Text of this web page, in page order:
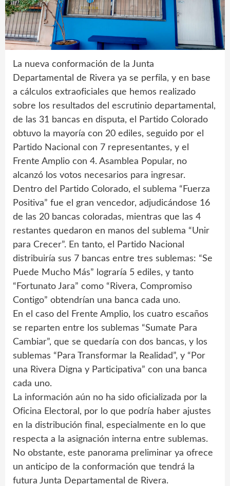
La nueva conformación de la Junta
Departamental de Rivera ya se perfila, y en base
a cálculos extraoficiales que hemos realizado
sobre los resultados del escrutinio departamental,
de las 31 bancas en disputa, el Partido Colorado
obtuvo la mayoría con 20 ediles, seguido por el
Partido Nacional con 7 representantes, y el
Frente Amplio con 4. Asamblea Popular, no
alcanzó los votos necesarios para ingresar.
Dentro del Partido Colorado, el sublema “Fuerza
Positiva” fue el gran vencedor, adjudicándose 16
de las 20 bancas coloradas, mientras que las 4
restantes quedaron en manos del sublema “Unir
para Crecer”. En tanto, el Partido Nacional
distribuiría sus 7 bancas entre tres sublemas: “Se
Puede Mucho Más” lograría 5 ediles, y tanto
“Fortunato Jara” como “Rivera, Compromiso
Contigo” obtendrían una banca cada uno.
En el caso del Frente Amplio, los cuatro escaños
se reparten entre los sublemas “Sumate Para
Cambiar”, que se quedaría con dos bancas, y los
sublemas “Para Transformar la Realidad”, y “Por
una Rivera Digna y Participativa” con una banca
cada uno.
La información aún no ha sido oficializada por la
Oficina Electoral, por lo que podría haber ajustes
en la distribución final, especialmente en lo que
respecta a la asignación interna entre sublemas.
No obstante, este panorama preliminar ya ofrece
un anticipo de la conformación que tendrá la
futura Junta Departamental de Rivera.